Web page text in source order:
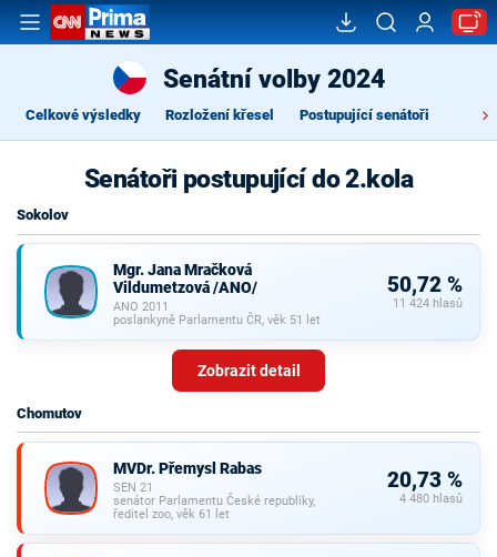
Senátní volby 2024
Celkové výsledky Rozložení křesel Postupující senátoři
Senátoři postupující do 2.kola
Sokolov
Mgr. Jana Mračková
Vildumetzová /ANO/
ANO 2011
poslankyně Parlamentu ČR, věk 51 let
50,72 %
11 424 hlasů
Zobrazit detail
Chomutov
MVDr. Přemysl Rabas
SEN 21
senátor Parlamentu České republiky,
ředitel zoo, věk 61 let
20,73 %
4 480 hlasů